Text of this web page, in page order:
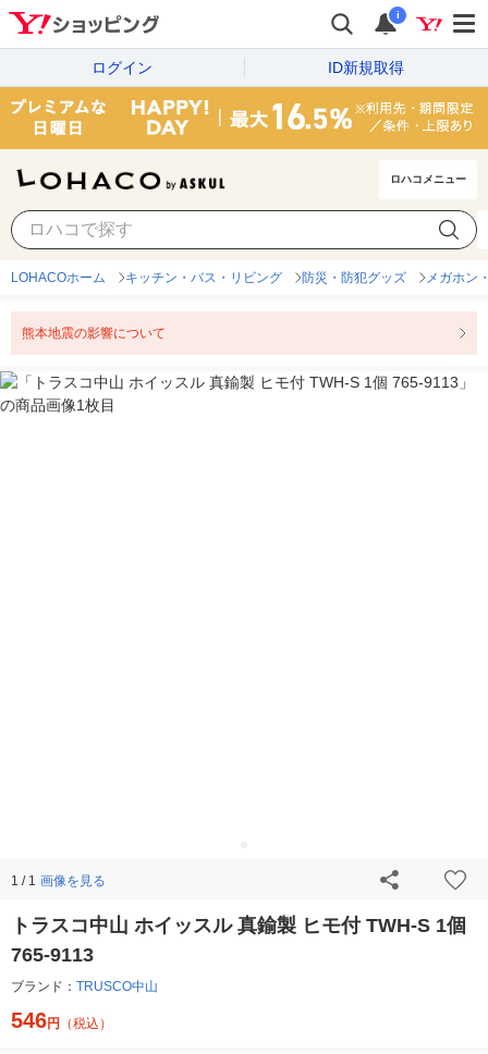
i
ログイン ID新規取得
ロハコメニュー
LOHACOホーム キッチン・バス・リビング 防災・防犯グッズ メガホン
熊本地震の影響について
1 / 1 画像を見る
トラスコ中山 ホイッスル 真鍮製 ヒモ付 TWH-S 1個
765-9113
ブランド： TRUSCO中山
546円 （税込）